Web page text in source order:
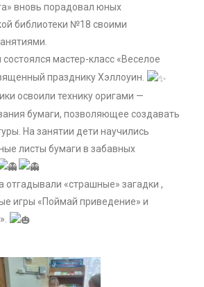
вновь порадовал юных
библиотеки №18 своими
состоялся мастер-класс «Веселое
празднику Хэллоуин.
освоили технику оригами —
бумаги, позволяющее создавать
На занятии дети научились
листы бумаги в забавных
отгадывали «страшные» загадки ,
игры «Поймай приведение» и